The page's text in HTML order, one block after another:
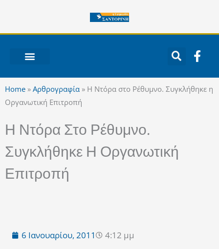
περιεχόμενο
F
a
e
b
Home » Αρθρογραφία » Η Ντόρα στο Ρέθυμνο. Συγκλήθηκε η
Οργανωτική Επιτροπή
Η Ντόρα Στο Ρέθυμνο.
Συγκλήθηκε Η Οργανωτική
Επιτροπή
6 Ιανουαρίου, 2011 4:12 μμ